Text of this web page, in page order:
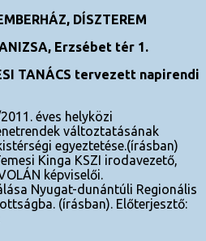
DÍSZTEREM
Erzsébet tér 1.
TANÁCS tervezett napirendi
éves helyközi
változtatásának
egyeztetése.(írásban)
Kinga KSZI irodavezető,
képviselői.
Nyugat-dunántúli Regionális
(írásban). Előterjesztő: